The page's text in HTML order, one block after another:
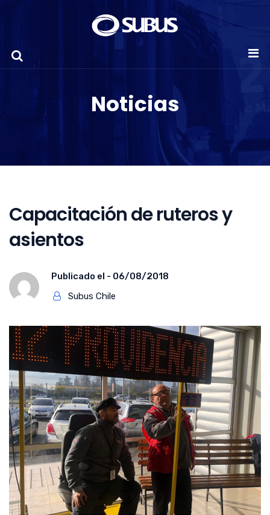
Noticias
Capacitación de ruteros y
asientos
Publicado el - 06/08/2018
Subus Chile